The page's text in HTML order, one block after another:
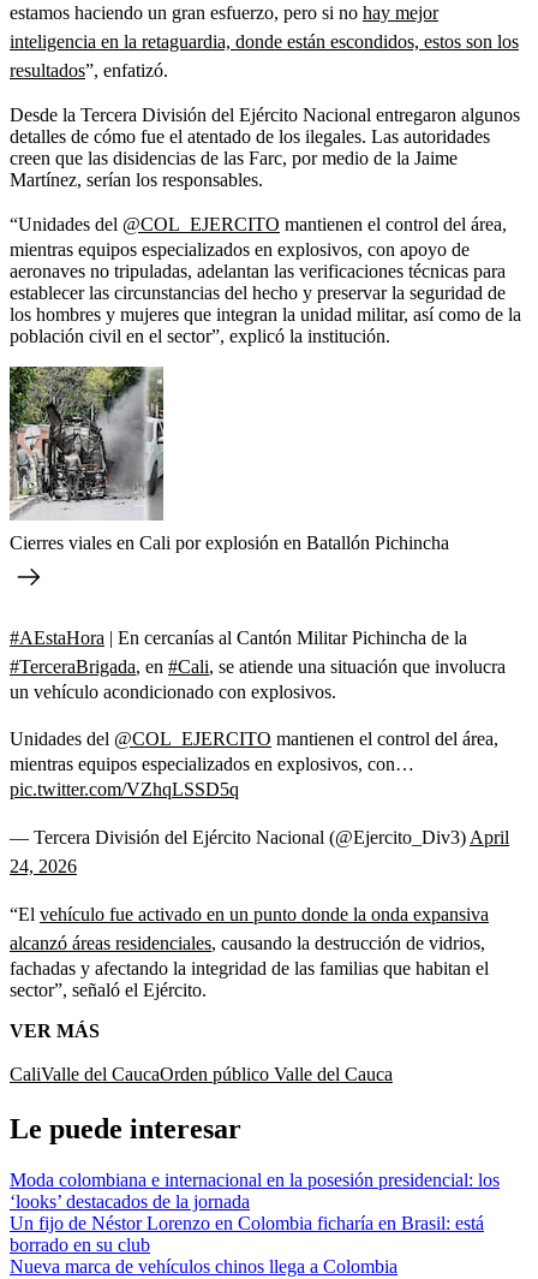
estamos haciendo un gran esfuerzo, pero si no hay mejor
inteligencia en la retaguardia, donde están escondidos, estos son los
resultados”, enfatizó.
Desde la Tercera División del Ejército Nacional entregaron algunos
detalles de cómo fue el atentado de los ilegales. Las autoridades
creen que las disidencias de las Farc, por medio de la Jaime
Martínez, serían los responsables.
“Unidades del @COL_EJERCITO mantienen el control del área,
mientras equipos especializados en explosivos, con apoyo de
aeronaves no tripuladas, adelantan las verificaciones técnicas para
establecer las circunstancias del hecho y preservar la seguridad de
los hombres y mujeres que integran la unidad militar, así como de la
población civil en el sector”, explicó la institución.
Cierres viales en Cali por explosión en Batallón Pichincha
#AEstaHora | En cercanías al Cantón Militar Pichincha de la
#TerceraBrigada, en #Cali, se atiende una situación que involucra
un vehículo acondicionado con explosivos.
Unidades del @COL_EJERCITO mantienen el control del área,
mientras equipos especializados en explosivos, con…
pic.twitter.com/VZhqLSSD5q
— Tercera División del Ejército Nacional (@Ejercito_Div3)April
24, 2026
“El vehículo fue activado en un punto donde la onda expansiva
alcanzó áreas residenciales, causando la destrucción de vidrios,
fachadas y afectando la integridad de las familias que habitan el
sector”, señaló el Ejército.
VER MÁS
CaliValle del CaucaOrden público Valle del Cauca
Le puede interesar
Moda colombiana e internacional en la posesión presidencial: los
‘looks’ destacados de la jornada
Un fijo de Néstor Lorenzo en Colombia ficharía en Brasil: está
borrado en su club
Nueva marca de vehículos chinos llega a Colombia